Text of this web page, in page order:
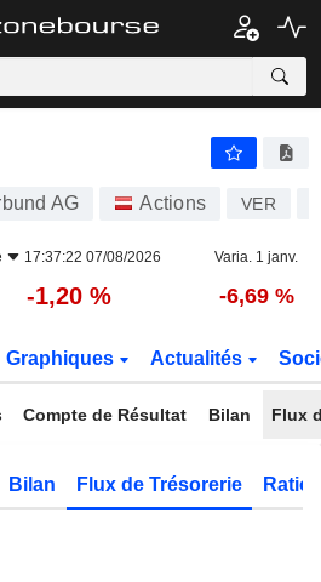
AG Actions VER
17:37:22 07/08/2026 Varia. 1 janv.
-1,20 % -6,69 %
Graphiques Actualités
Compte de Résultat Bilan Flux
Bilan Flux de Trésorerie